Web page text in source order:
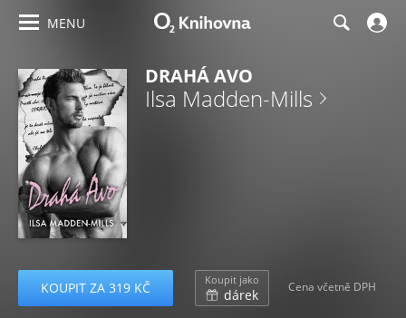
MENU
DRAHÁ AVO
Ilsa Madden-Mills
KOUPIT ZA 319 KČ Koupit jako
dárek Cena včetně DPH